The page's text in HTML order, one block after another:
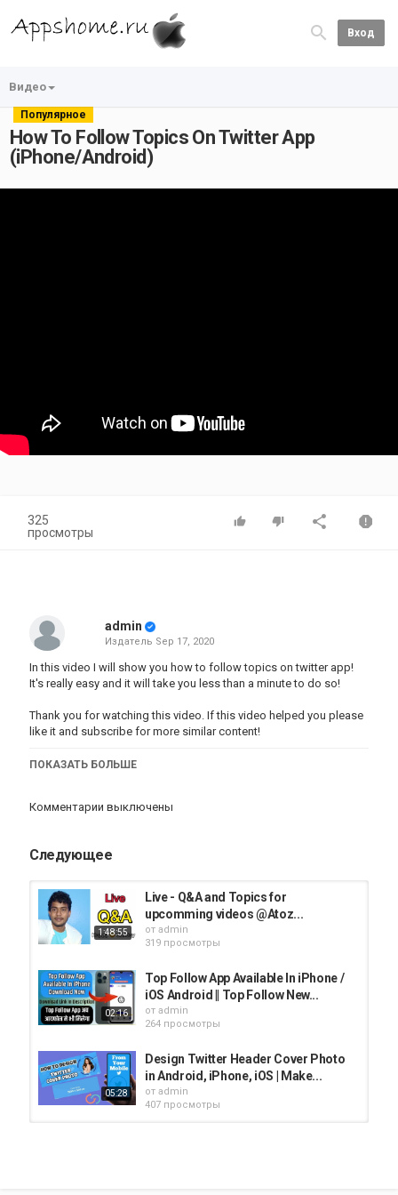
Вход
Видео
Популярное
How To Follow Topics On Twitter App
(iPhone/Android)
325
просмотры
admin
Издатель Sep 17, 2020
In this video I will show you how to follow topics on twitter app!
It's really easy and it will take you less than a minute to do so!
Thank you for watching this video. If this video helped you please
like it and subscribe for more similar content!
iphone
ПОКАЗАТЬ БОЛЬШЕ
Комментарии выключены
Следующее
1:48:55
Live - Q&A and Topics for
upcomming videos @Atoz...
от admin
319 просмотры
02:16
Top Follow App Available In iPhone /
iOS Android || Top Follow New...
от admin
264 просмотры
05:28
Design Twitter Header Cover Photo
in Android, iPhone, iOS | Make...
от admin
407 просмотры